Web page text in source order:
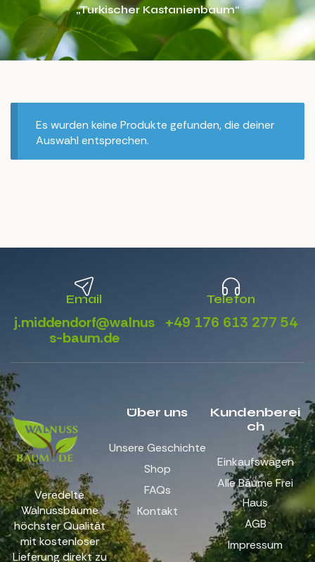
„Turkischer Kastanienbaum“
Es wurden keine Produkte gefunden, die deiner
Auswahl entsprechen.
Email
j.middendorf@walnus
s-baum.de
Telefon
+49 176 613 277 54
Über uns
Unsere Geschichte
Shop
FAQs
Kontakt
Kundenberei
ch
Einkaufswagen
Alle Bäume Frei
Haus
AGB
Impressum
Veredelte
Walnussbäume
höchster Qualität
mit kostenloser
Lieferung direkt zu